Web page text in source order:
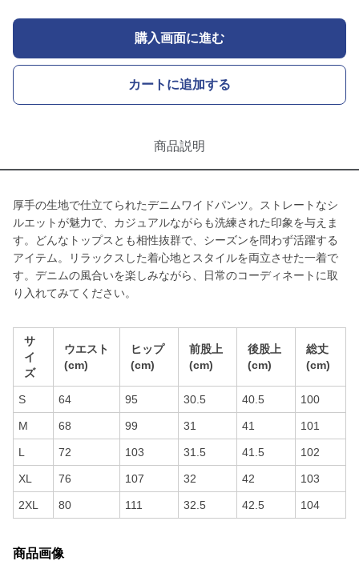
購入画面に進む
カートに追加する
商品説明
厚手の生地で仕立てられたデニムワイドパンツ。ストレートなシ
ルエットが魅力で、カジュアルながらも洗練された印象を与えま
す。どんなトップスとも相性抜群で、シーズンを問わず活躍する
アイテム。リラックスした着心地とスタイルを両立させた一着で
す。デニムの風合いを楽しみながら、日常のコーディネートに取
り入れてみてください。
サ
イ
ズ
ウエスト
(cm)
ヒップ
(cm)
前股上
(cm)
後股上
(cm)
総丈
(cm)
S 64 95 30.5 40.5 100
M 68 99 31 41 101
L 72 103 31.5 41.5 102
XL 76 107 32 42 103
2XL 80 111 32.5 42.5 104
商品画像